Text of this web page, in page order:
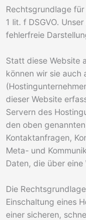
Rechtsgrundlage
1 lit. f DSGVO.
fehlerfreie
Statt diese Website
können wir sie auch
dieser Website
Servern des
den oben
Kontaktanfragen,
Meta- und
Daten, die über
Die
Einschaltung eines
einer sicheren,